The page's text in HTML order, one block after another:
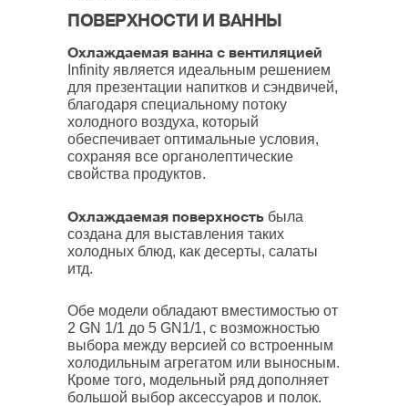
ПОВЕРХНОСТИ И ВАННЫ
Охлаждаемая ванна с вентиляцией
Infinity является идеальным решением
для презентации напитков и сэндвичей,
благодаря специальному потоку
холодного воздуха, который
обеспечивает оптимальные условия,
сохраняя все органолептические
свойства продуктов.
Охлаждаемая поверхность была
создана для выставления таких
холодных блюд, как десерты, салаты
итд.
Обе модели обладают вместимостью от
2 GN 1/1 до 5 GN1/1, с возможностью
выбора между версией со встроенным
холодильным агрегатом или выносным.
Кроме того, модельный ряд дополняет
большой выбор аксессуаров и полок.